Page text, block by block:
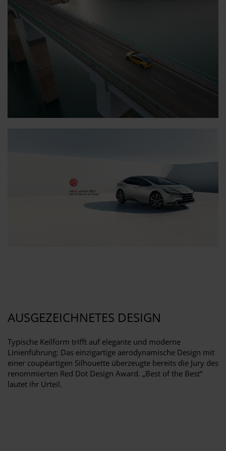
AUSGEZEICHNETES DESIGN
Typische Keilform trifft auf elegante und moderne
Linienführung: Das einzigartige aerodynamische Design mit
einer coupéartigen Silhouette überzeugte bereits die Jury des
renommierten Red Dot Design Award. „Best of the Best“
lautet ihr Urteil.